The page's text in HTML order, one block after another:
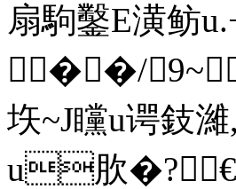
扇駒鑿E潢鲂
��/
垁~J矘u谔
u肷